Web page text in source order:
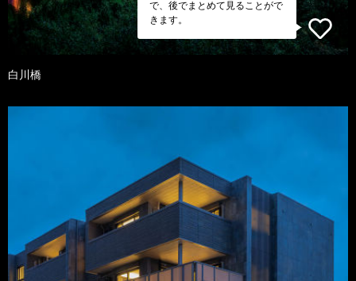
で、後でまとめて見ることがで
きます。
白川橋